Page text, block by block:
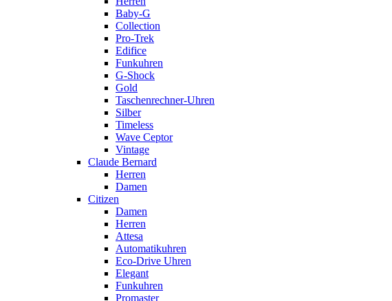
Baby-G
Collection
Pro-Trek
Edifice
Funkuhren
G-Shock
Gold
Taschenrechner-Uhren
Silber
Timeless
Wave Ceptor
Vintage
Claude Bernard
Herren
Damen
Citizen
Damen
Herren
Attesa
Automatikuhren
Eco-Drive Uhren
Elegant
Funkuhren
Promaster